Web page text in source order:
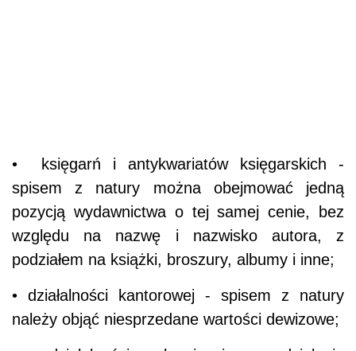
• księgarń i antykwariatów księgarskich -
spisem z natury można obejmować jedną
pozycją wydawnictwa o tej samej cenie, bez
względu na nazwę i nazwisko autora, z
podziałem na książki, broszury, albumy i inne;
• działalności kantorowej - spisem z natury
należy objąć niesprzedane wartości dewizowe;